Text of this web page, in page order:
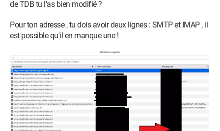
de TDB tu l'as bien modifié ?
Pour ton adresse , tu dois avoir deux lignes : SMTP et IMAP , il
est possible qu'il en manque une !